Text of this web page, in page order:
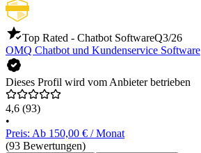
Top Rated - Chatbot SoftwareQ3/26
OMQ Chatbot und Kundenservice Software
Dieses Profil wird vom Anbieter betrieben
4,6 (93)
•
Preis: Ab 150,00 € / Monat
(93 Bewertungen)